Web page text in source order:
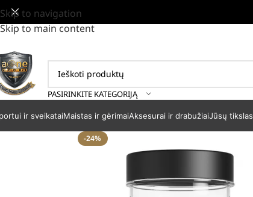
Skip to navigation
Skip to main content
PASIRINKITE KATEGORIJĄ
ir sveikataiMaistas ir gėrimaiAksesurai ir drabužiaiJūsų tikslas
-24%